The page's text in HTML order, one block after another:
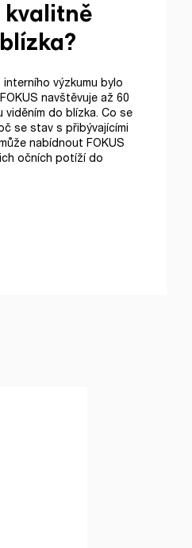
kvalitně
výzkumu bylo
navštěvuje až 60
viděním do blízka. Co se
se stav s přibývajícími
nabídnout FOKUS
očních potíží do